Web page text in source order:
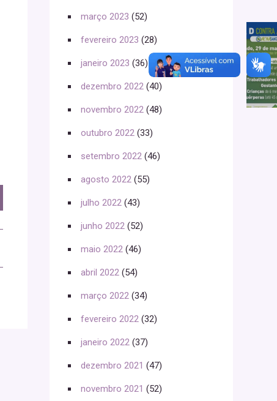
março 2023 (52)
fevereiro 2023 (28)
janeiro 2023 (36)
dezembro 2022 (40)
novembro 2022 (48)
outubro 2022 (33)
setembro 2022 (46)
agosto 2022 (55)
julho 2022 (43)
junho 2022 (52)
maio 2022 (46)
abril 2022 (54)
março 2022 (34)
fevereiro 2022 (32)
janeiro 2022 (37)
dezembro 2021 (47)
novembro 2021 (52)